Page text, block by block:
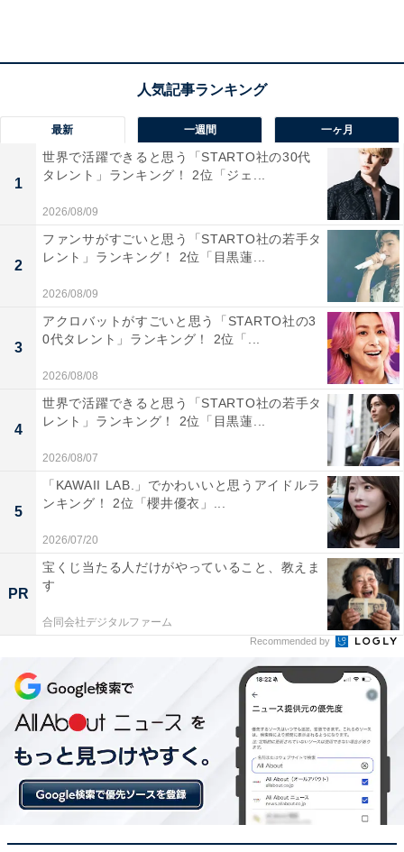
「ダンスはもちろんアクロバットも魅力的だから」
（20代女性／埼玉県）
「抜群のスタイルと体幹を活かしたダイナミックな
ダンスが魅力的で、自らグループの振り付けを手掛
けるほどの高いスキルを持っているからです」（20
代男性／宮城県）
「体幹がしっかりしており、ダイナミックなダンス
に優れている印象があるため」（20代女性／京都
府）
1位：佐久間大介（Snow Man）／55票
最新 一週間 一ヶ月
1
世界で活躍できると思う「STARTO社の30代
タレント」ランキング！ 2位「ジェ...
2026/08/09
2
ファンサがすごいと思う「STARTO社の若手タ
レント」ランキング！ 2位「目黒蓮...
2026/08/09
3
アクロバットがすごいと思う「STARTO社の3
0代タレント」ランキング！ 2位「...
2026/08/08
4
世界で活躍できると思う「STARTO社の若手タ
レント」ランキング！ 2位「目黒蓮...
2026/08/07
5
「KAWAII LAB.」でかわいいと思うアイドルラ
ンキング！ 2位「櫻井優衣」...
2026/07/20
PR
宝くじ当たる人だけがやっていること、教えま
す
合同会社デジタルファーム
Recommended by